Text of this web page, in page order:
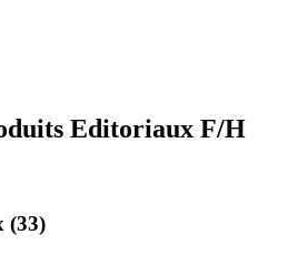
Editoriaux F/H
(33)